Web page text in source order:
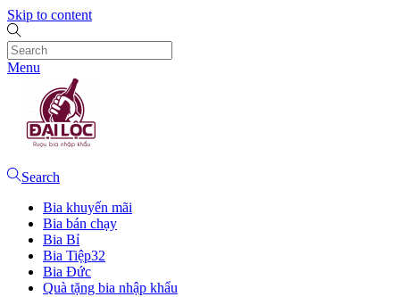
Skip to content
Menu
Search
Bia khuyến mãi
Bia bán chạy
Bia Bỉ
Bia Tiệp32
Bia Đức
Quà tặng bia nhập khẩu